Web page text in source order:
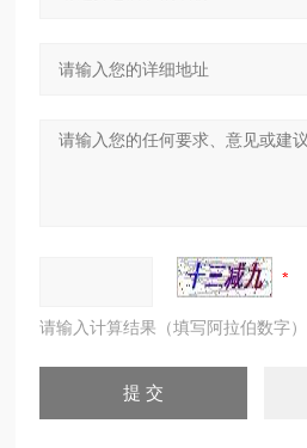
请输入计算结果（填写阿拉伯数字